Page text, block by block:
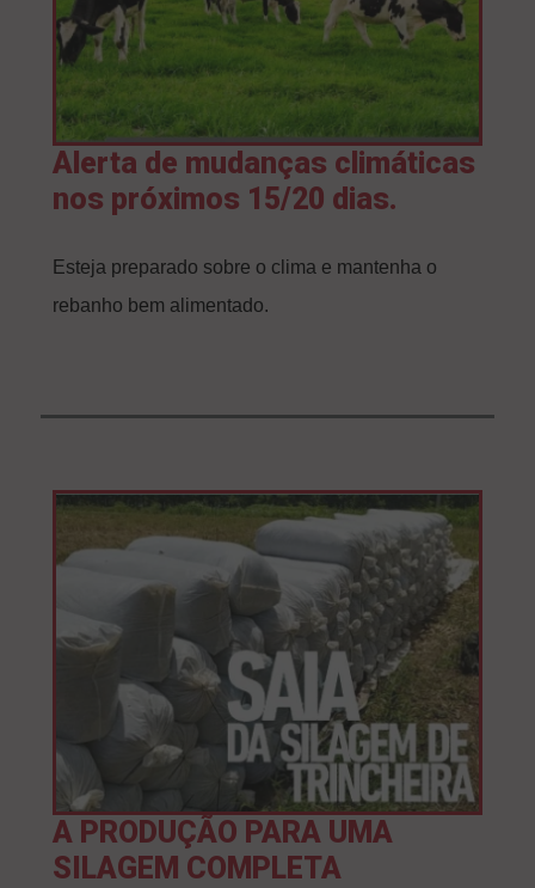
Alerta de mudanças climáticas
nos próximos 15/20 dias.
Esteja preparado sobre o clima e mantenha o
rebanho bem alimentado.
A PRODUÇÃO PARA UMA
SILAGEM COMPLETA